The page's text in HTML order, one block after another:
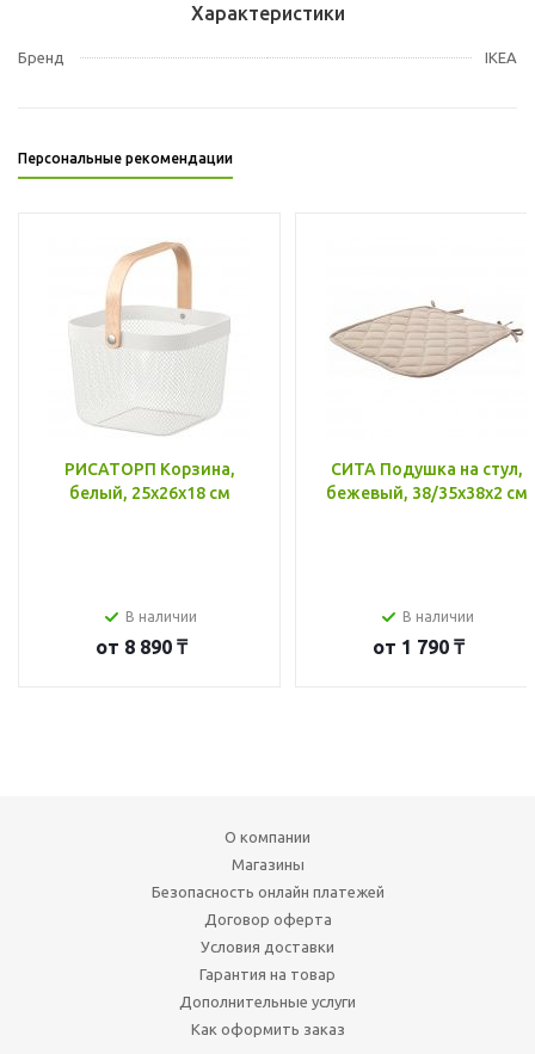
Характеристики
Бренд IKEA
Персональные рекомендации
РИСАТОРП Корзина,
белый, 25x26x18 см
В наличии
от 8 890 ₸
СИТА Подушка на стул,
бежевый, 38/35x38x2 см
В наличии
от 1 790 ₸
О компании
Магазины
Безопасность онлайн платежей
Договор оферта
Условия доставки
Гарантия на товар
Дополнительные услуги
Как оформить заказ